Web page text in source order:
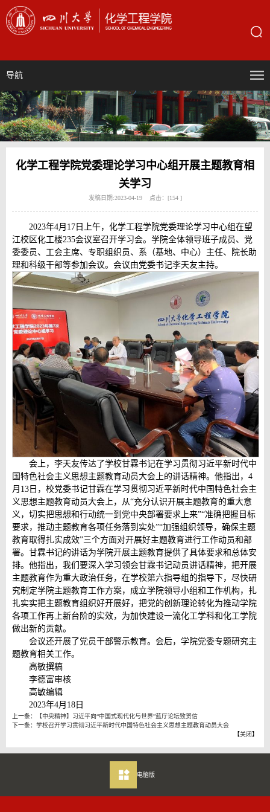
导航
化学工程学院党委理论学习中心组开展主题教育相
关学习
发稿日期:2023-04-19 点击：[154 ]
2023年4月17日上午，化学工程学院党委理论学习中心组在望
江校区化工楼235会议室召开学习会。学院全体领导班子成员、党
委委员、工会主席、专职组织员、系（基地、中心）主任、院长助
理和科级干部等参加会议。会议由党委书记李天友主持。
会上，李天友传达了学校甘霖书记在学习贯彻习近平新时代中
国特色社会主义思想主题教育动员大会上的讲话精神。他指出，4
月13日，校党委书记甘霖在学习贯彻习近平新时代中国特色社会主
义思想主题教育动员大会上，从“充分认识开展主题教育的重大意
义，切实把思想和行动统一到党中央部署要求上来”“准确把握目标
要求，推动主题教育各项任务落到实处”“加强组织领导，确保主题
教育取得扎实成效”三个方面对开展好主题教育进行工作动员和部
署。甘霖书记的讲话为学院开展主题教育提供了具体要求和总体安
排。他指出，我们要深入学习领会甘霖书记动员讲话精神，把开展
主题教育作为重大政治任务，在学校第六指导组的指导下，尽快研
究制定学院主题教育工作方案，成立学院领导小组和工作机构，扎
扎实实把主题教育组织好开展好，把党的创新理论转化为推动学院
各项工作再上新台阶的实效，为加快建设一流化工学科和化工学院
做出新的贡献。
会议还开展了党员干部警示教育。会后，学院党委专题研究主
题教育相关工作。
高敏撰稿
李德富审核
高敏编辑
2023年4月18日
上一条：
【中央精神】习近平向“中国式现代化与世界”蓝厅论坛致贺信
下一条： 学校召开学习贯彻习近平新时代中国特色社会主义思想主题教育动员大会
【关闭 】
电脑版